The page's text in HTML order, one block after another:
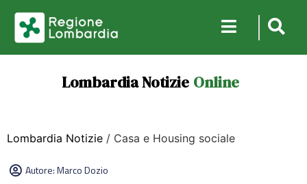
Lombardia Notizie Online
Lombardia Notizie / Casa e Housing sociale
Autore:Marco Dozio